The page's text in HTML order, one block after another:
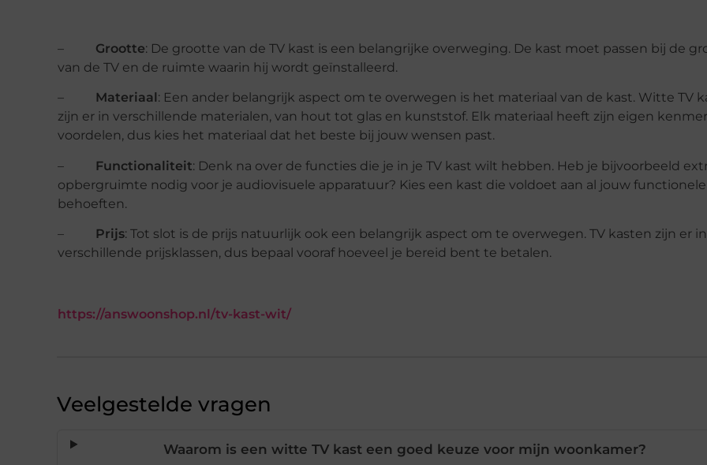
– Grootte: De grootte van de TV kast is een belangrijke overweging. De kast moet passen bij de
van de TV en de ruimte waarin hij wordt geïnstalleerd.
– Materiaal : Een ander belangrijk aspect om te overwegen is het materiaal van de kast. Witte TV
zijn er in verschillende materialen, van hout tot glas en kunststof. Elk materiaal heeft zijn eigen
voordelen, dus kies het materiaal dat het beste bij jouw wensen past.
– Functionaliteit: Denk na over de functies die je in je TV kast wilt hebben. Heb je bijvoorbeeld
opbergruimte nodig voor je audiovisuele apparatuur? Kies een kast die voldoet aan al jouw functionele
behoeften.
– Prijs: Tot slot is de prijs natuurlijk ook een belangrijk aspect om te overwegen. TV kasten zijn er in
verschillende prijsklassen, dus bepaal vooraf hoeveel je bereid bent te betalen.
https://answoonshop.nl/tv-kast-wit/
Veelgestelde vragen
Waarom is een witte TV kast een goed keuze voor mijn woonkamer?